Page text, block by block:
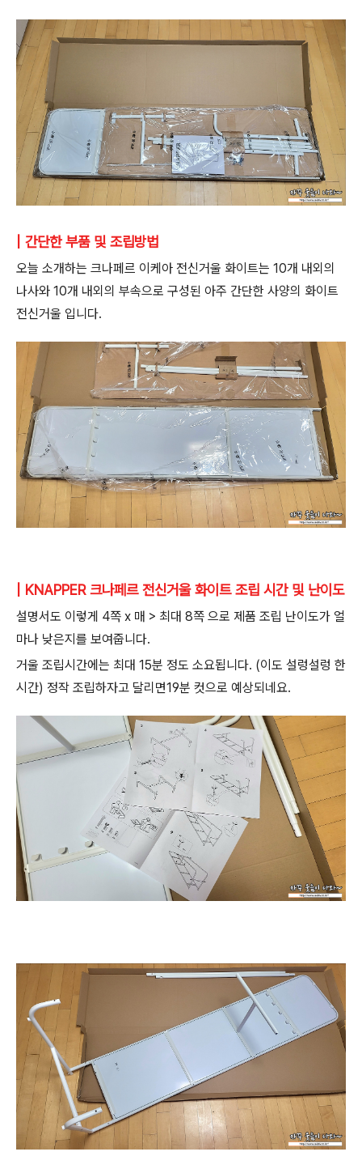
| 간단한 부품 및 조립방법
오늘 소개하는 크나페르 이케아 전신거울 화이트는 10개 내외의
나사와 10개 내외의 부속으로 구성된 아주 간단한 사양의 화이트
전신거울 입니다.
| KNAPPER 크나페르 전신거울 화이트 조립 시간 및 난이도
설명서도 이렇게 4쪽 x 매 > 최대 8쪽 으로 제품 조립 난이도가 얼
마나 낮은지를 보여줍니다.
거울 조립시간에는 최대 15분 정도 소요됩니다. (이도 설렁설렁 한
시간) 정작 조립하자고 달리면19분 컷으로 예상되네요.